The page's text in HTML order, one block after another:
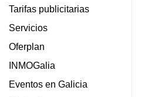
Tarifas publicitarias
Servicios
Oferplan
INMOGalia
Eventos en Galicia